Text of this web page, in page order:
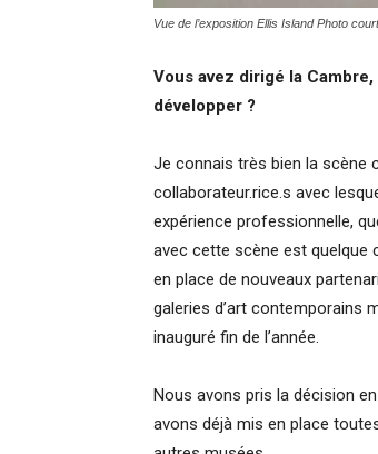
Vue de l’exposition Ellis Island Photo
Vous avez dirigé la
développer ?
Je connais très bien la scène
collaborateur.rice.s avec
expérience professionnelle,
avec cette scène est
en place de nouveaux
galeries d’art contemporains
inauguré fin de l’année.
Nous avons pris la décision
avons déjà mis en place